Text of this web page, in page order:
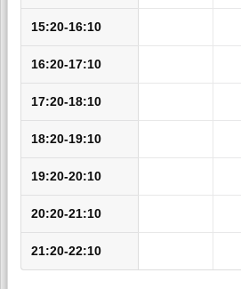
15:20-16:10
16:20-17:10
17:20-18:10
18:20-19:10
19:20-20:10
20:20-21:10
21:20-22:10